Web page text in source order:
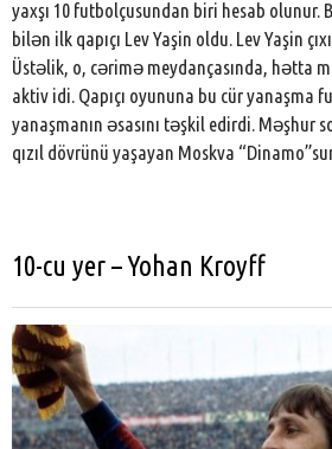
yaxşı 10 futbolçusundan biri hesab olunur.
bilən ilk qapıçı Lev Yaşin oldu. Lev Yaşin
Üstəlik, o, cərimə meydançasında, hətta
aktiv idi. Qapıçı oyununa bu cür yanaşma
yanaşmanın əsasını təşkil edirdi. Məşhur
qızıl dövrünü yaşayan Moskva
10-cu yer – Yohan Kroyff